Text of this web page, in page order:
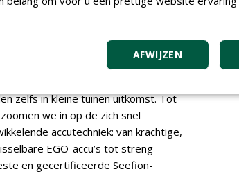
Strien vervangen skidsteer en
van Giant het zware handwerk.
zelfs in kleine tuinen uitkomst. Tot
we in op de zich snel
accutechniek: van krachtige,
EGO-accu’s tot streng
en gecertificeerde Seefion-
AFWIJZEN